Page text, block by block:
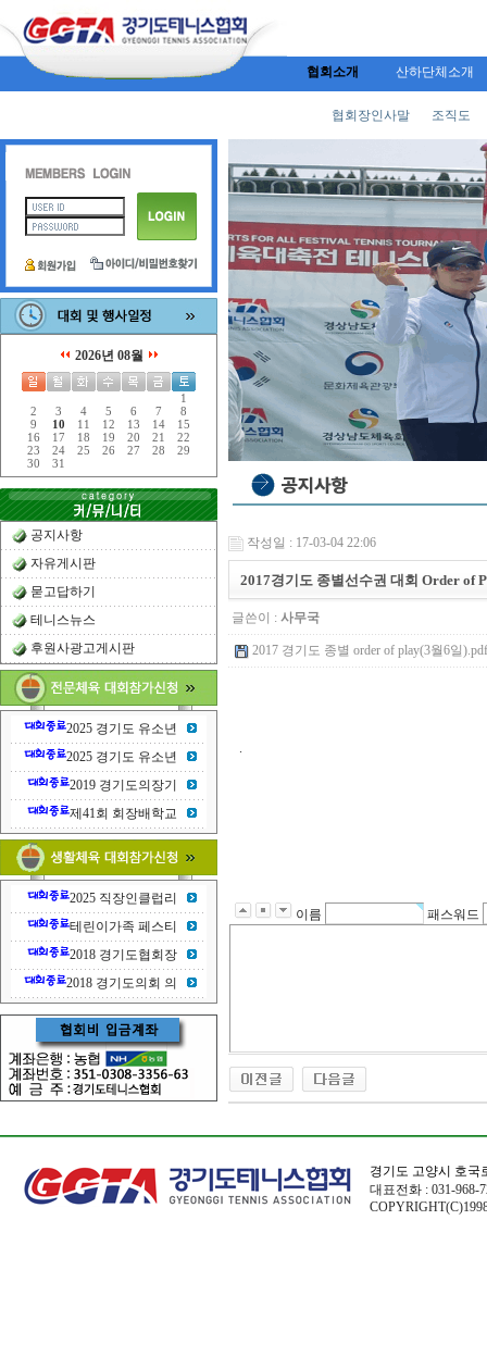
협회소개 산하단체소개
협회장인사말 조직도
2026년 08월
1
2
3 4 5 6 7
8
9
10 11 12 13 14
15
16
17 18 19 20 21
22
23
24 25 26 27 28
29
30
31
공지사항
자유게시판
묻고답하기
테니스뉴스
후원사광고게시판
2025 경기도 유소년
2025 경기도 유소년
2019 경기도의장기
제41회 회장배학교
2025 직장인클럽리
테린이가족 페스티
2018 경기도협회장
2018 경기도의회 의
작성일 : 17-03-04 22:06
2017경기도 종별선수권 대회 Order of
글쓴이 : 사무국
2017 경기도 종별 order of play(3월6일
.
이름 패스워드
경기도 고양시 호국
대표전화 : 031-968-